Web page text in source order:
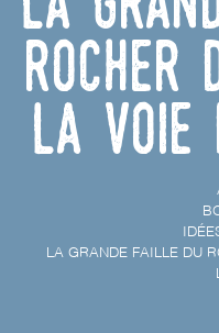
rocher
la
LA GRANDE FAILLE DU